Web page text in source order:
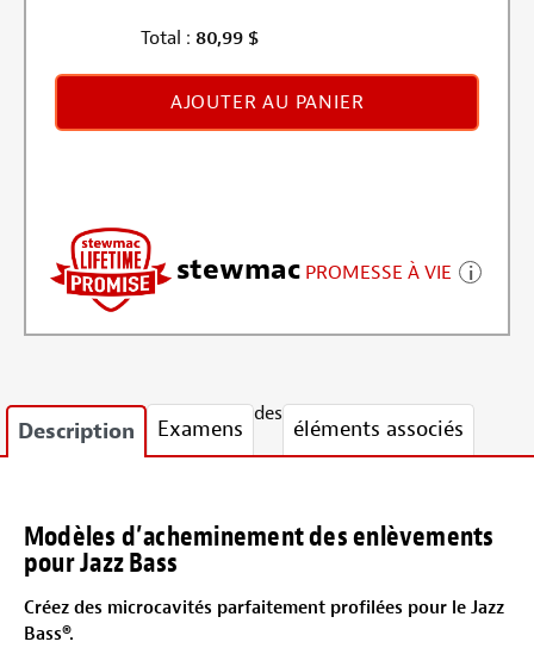
Total : 80,99 $
AJOUTER AU PANIER
stewmac PROMESSE À VIE
Description Examens
des
éléments associés
Modèles d’acheminement des enlèvements
pour Jazz Bass
Créez des microcavités parfaitement profilées pour le Jazz
Bass®.